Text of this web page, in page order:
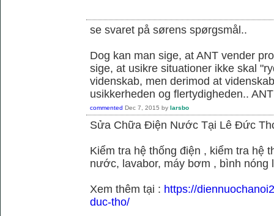
se svaret på sørens spørgsmål..
Dog kan man sige, at ANT vender
sige, at usikre situationer ikke skal
videnskab, men derimod at
usikkerheden og flertydigheden..
commented Dec 7, 2015 by larsbo
Sửa Chữa Điện Nước Tại Lê Đức
Kiểm tra hệ thống điện , kiểm tra hệ
nước, lavabor, máy bơm , bình nóng
Xem thêm tại : https://
duc-tho/